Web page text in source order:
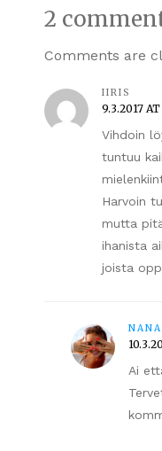
2
Comments are
IIRIS
9.3.2017 AT
Vihdoin
tuntuu
Harvoin
mutta
ihanista
joista
NANA
Ai